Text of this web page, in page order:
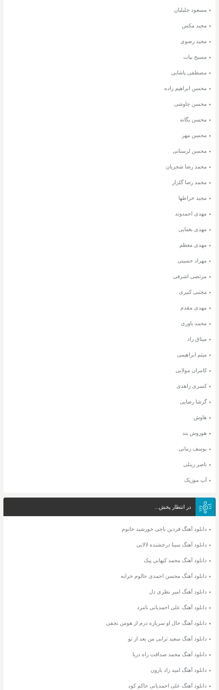
مسعود جلیلیان
مجید مکس
مجید رضوی
مسیح بیات
مصطفی پاشایی
محسن ابراهیم زاده
محسن چاوشی
محسن یگانه
محسن مهر
محسن لرستانی
محمد رضا شجریان
محمد رضا گلزار
مجید خراطها
مهدی احمدوند
مهدی یغمایی
مهدی معظم
مهراد حسینی
مرتضی اشرفی
مجتبی کبیری
مهدی مقدم
محمد یاوری
میثاق راد
میثم ابراهیمی
کامران مولایی
کسری زاهدی
گرشا رضایی
هاوش
هوروش بند
یوسف زمانی
ناصر زینلی
آپ موزیک
در انتظار پخش...
دانلود آهنگ فردین ناجی خورشید خانوم
دانلود آهنگ سینا درخشنده لالایی
دانلود آهنگ محمد کیهانی پیک
دانلود آهنگ محسن احمدی حالوم خرابه
دانلود آهنگ امیر نظری دل
دانلود آهنگ علی احمدیانی نامرد
دانلود آهنگ حال او سربازه درم از هومن نجفی
دانلود آهنگ سعید ترابی من بعد از تو
دانلود آهنگ محمد صداقت راه دریا
دانلود آهنگ امید راد بارون
دانلود آهنگ علی احمدیانی حاکم کود